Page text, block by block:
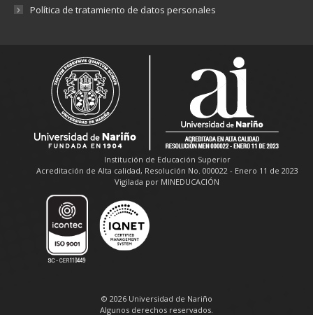
Política de tratamiento de datos personales
Institución de Educación Superior
Acreditación de Alta calidad, Resolución No. 000022 - Enero 11 de 2023
Vigilada por MINEDUCACIÓN
© 2026 Universidad de Nariño
Algunos derechos reservados.